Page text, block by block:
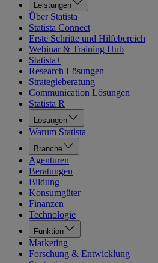
Leistungen
Über Statista
Statista Connect
Erste Schritte und Hilfebereich
Webinar & Training Hub
Statista+
Research Lösungen
Strategieberatung
Communication Lösungen
Statista R
Lösungen
Warum Statista
Branche
Agenturen
Beratungen
Bildung
Konsumgüter
Finanzen
Technologie
Funktion
Marketing
Forschung & Entwicklung